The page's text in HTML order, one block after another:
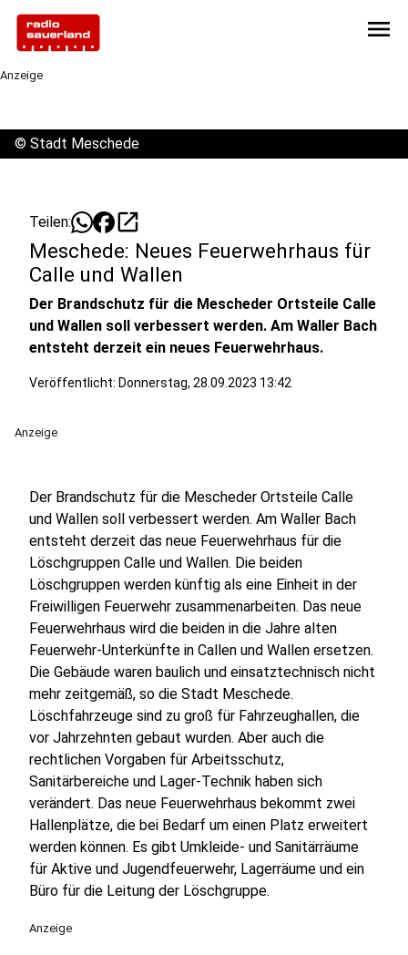
menu
Anzeige
© Stadt Meschede
Teilen: open_in_new
Meschede: Neues Feuerwehrhaus für
Calle und Wallen
Der Brandschutz für die Mescheder Ortsteile Calle
und Wallen soll verbessert werden. Am Waller Bach
entsteht derzeit ein neues Feuerwehrhaus.
Veröffentlicht: Donnerstag, 28.09.2023 13:42
Anzeige
Der Brandschutz für die Mescheder Ortsteile Calle
und Wallen soll verbessert werden. Am Waller Bach
entsteht derzeit das neue Feuerwehrhaus für die
Löschgruppen Calle und Wallen. Die beiden
Löschgruppen werden künftig als eine Einheit in der
Freiwilligen Feuerwehr zusammenarbeiten. Das neue
Feuerwehrhaus wird die beiden in die Jahre alten
Feuerwehr-Unterkünfte in Callen und Wallen ersetzen.
Die Gebäude waren baulich und einsatztechnisch nicht
mehr zeitgemäß, so die Stadt Meschede.
Löschfahrzeuge sind zu groß für Fahrzeughallen, die
vor Jahrzehnten gebaut wurden. Aber auch die
rechtlichen Vorgaben für Arbeitsschutz,
Sanitärbereiche und Lager-Technik haben sich
verändert. Das neue Feuerwehrhaus bekommt zwei
Hallenplätze, die bei Bedarf um einen Platz erweitert
werden können. Es gibt Umkleide- und Sanitärräume
für Aktive und Jugendfeuerwehr, Lagerräume und ein
Büro für die Leitung der Löschgruppe.
Anzeige